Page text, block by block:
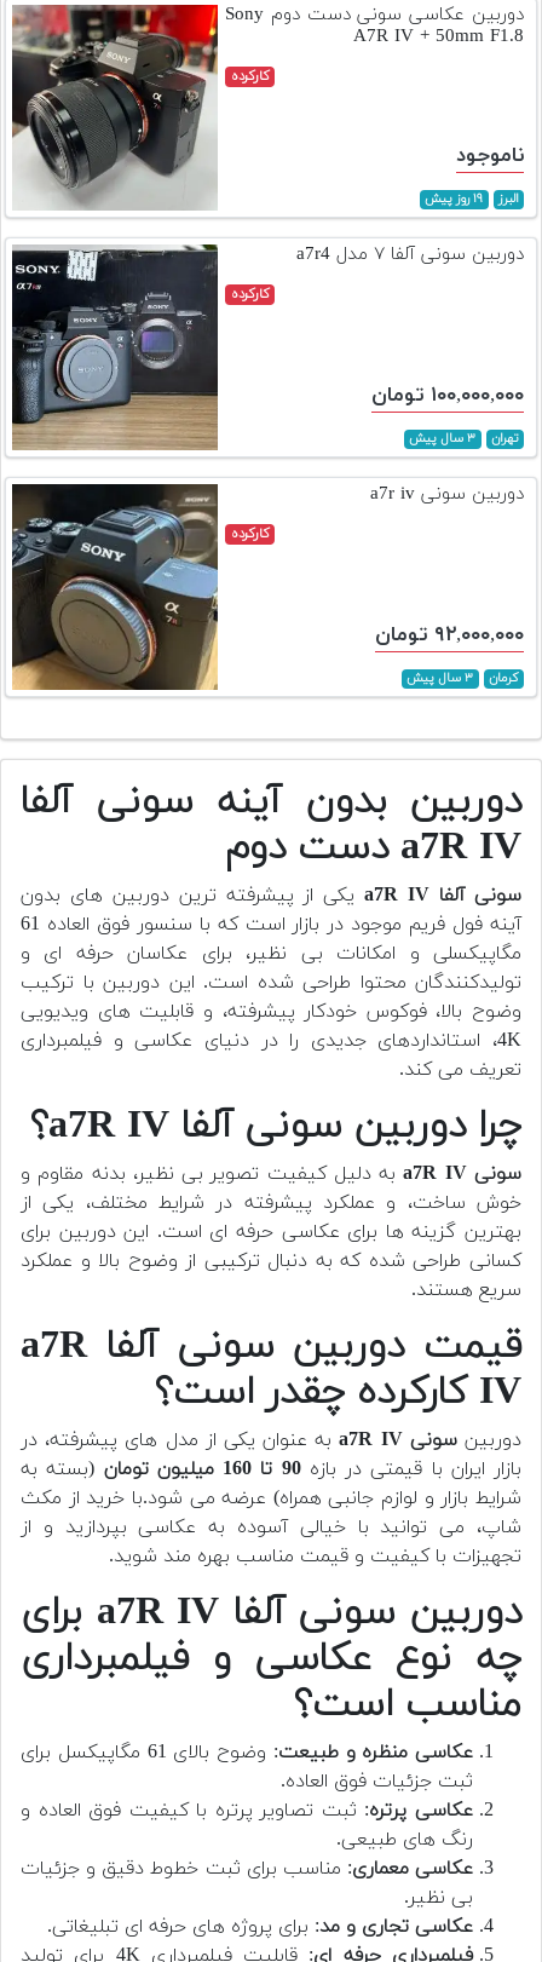
دوربین عکاسی سونی دست دوم Sony
A7R IV + 50mm F1.8
کارکرده
ناموجود
البرز ۱۹ روز پیش
دوربین سونی آلفا ۷ مدل a7r4
کارکرده
۱۰۰,۰۰۰,۰۰۰ تومان
تهران ۳ سال پیش
دوربین سونی a7r iv
کارکرده
۹۲,۰۰۰,۰۰۰ تومان
کرمان ۳ سال پیش
دوربین بدون آینه سونی آلفا
a7R IV دست دوم
سونی آلفا a7R IV
یکی از پیشرفته ترین دوربین های بدون
آینه فول فریم موجود در بازار است که با سنسور فوق العاده 61
مگاپیکسلی و امکانات بی نظیر، برای عکاسان حرفه ای و
تولیدکنندگان محتوا طراحی شده است. این دوربین با ترکیب
وضوح بالا، فوکوس خودکار پیشرفته، و قابلیت های ویدیویی
4K، استانداردهای جدیدی را در دنیای عکاسی و فیلمبرداری
تعریف می کند.
چرا دوربین سونی آلفا a7R IV؟
سونی a7R IV
به دلیل کیفیت تصویر بی نظیر، بدنه مقاوم و
خوش ساخت، و عملکرد پیشرفته در شرایط مختلف، یکی از
بهترین گزینه ها برای عکاسی حرفه ای است. این دوربین برای
کسانی طراحی شده که به دنبال ترکیبی از وضوح بالا و عملکرد
سریع هستند.
قیمت دوربین سونی آلفا a7R
IV کارکرده چقدر است؟
دوربینسونی a7R IV
به عنوان یکی از مدل های پیشرفته، در
بازار ایران با قیمتی در بازه90 تا 160 میلیون تومان
(بسته به
شرایط بازار و لوازم جانبی همراه) عرضه می شود.با خرید از مکث
شاپ، می توانید با خیالی آسوده به عکاسی بپردازید و از
تجهیزات با کیفیت و قیمت مناسب بهره مند شوید.
دوربین سونی آلفا a7R IV برای
چه نوع عکاسی و فیلمبرداری
مناسب است؟
عکاسی منظره و طبیعت
: وضوح بالای 61 مگاپیکسل برای
ثبت جزئیات فوق العاده.
عکاسی پرتره: ثبت تصاویر پرتره با کیفیت فوق العاده و
رنگ های طبیعی.
عکاسی معماری: مناسب برای ثبت خطوط دقیق و جزئیات
بی نظیر.
عکاسی تجاری و مد: برای پروژه های حرفه ای تبلیغاتی.
فیلمبرداری حرفه ای
: قابلیت فیلمبرداری 4K برای تولید